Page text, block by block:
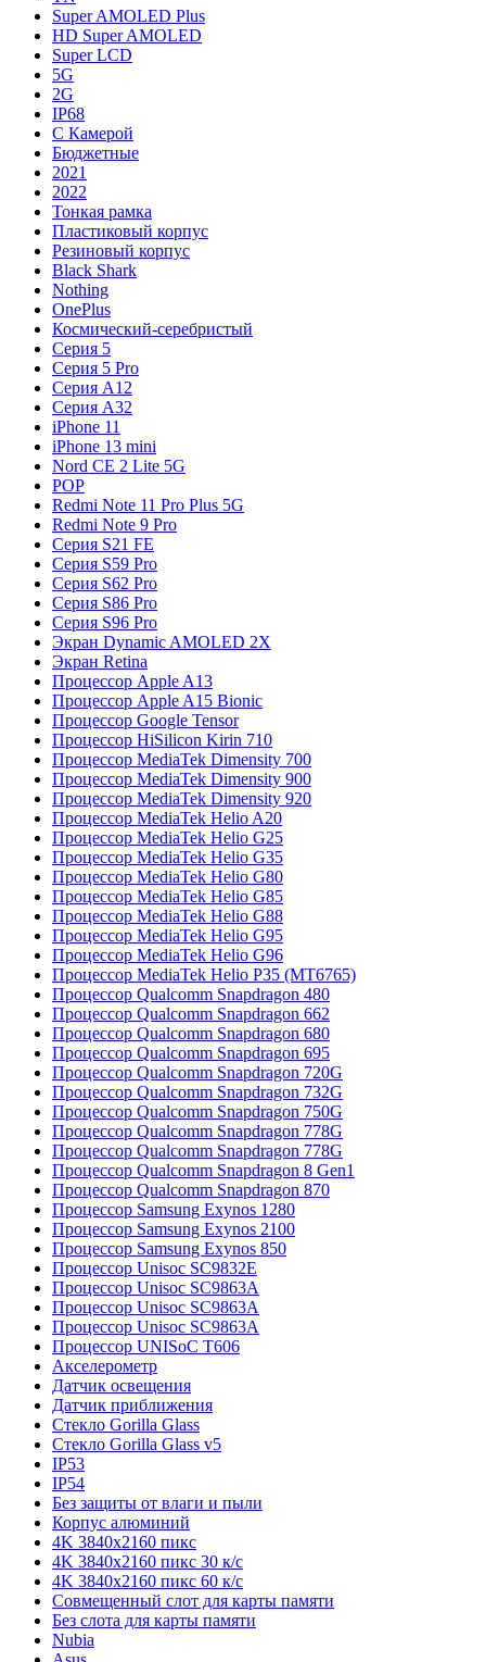
Super AMOLED Plus
HD Super AMOLED
Super LCD
5G
2G
IP68
С Камерой
Бюджетные
2021
2022
Тонкая рамка
Пластиковый корпус
Резиновый корпус
Black Shark
Nothing
OnePlus
Космический-серебристый
Серия 5
Серия 5 Pro
Серия A12
Серия A32
iPhone 11
iPhone 13 mini
Nord CE 2 Lite 5G
POP
Redmi Note 11 Pro Plus 5G
Redmi Note 9 Pro
Серия S21 FE
Серия S59 Pro
Серия S62 Pro
Серия S86 Pro
Серия S96 Pro
Экран Dynamic AMOLED 2X
Экран Retina
Процессор Apple A13
Процессор Apple A15 Bionic
Процессор Google Tensor
Процессор HiSilicon Kirin 710
Процессор MediaTek Dimensity 700
Процессор MediaTek Dimensity 900
Процессор MediaTek Dimensity 920
Процессор MediaTek Helio A20
Процессор MediaTek Helio G25
Процессор MediaTek Helio G35
Процессор MediaTek Helio G80
Процессор MediaTek Helio G85
Процессор MediaTek Helio G88
Процессор MediaTek Helio G95
Процессор MediaTek Helio G96
Процессор MediaTek Helio P35 (MT6765)
Процессор Qualcomm Snapdragon 480
Процессор Qualcomm Snapdragon 662
Процессор Qualcomm Snapdragon 680
Процессор Qualcomm Snapdragon 695
Процессор Qualcomm Snapdragon 720G
Процессор Qualcomm Snapdragon 732G
Процессор Qualcomm Snapdragon 750G
Процессор Qualcomm Snapdragon 778G
Процессор Qualcomm Snapdragon 778G
Процессор Qualcomm Snapdragon 8 Gen1
Процессор Qualcomm Snapdragon 870
Процессор Samsung Exynos 1280
Процессор Samsung Exynos 2100
Процессор Samsung Exynos 850
Процессор Unisoc SC9832E
Процессор Unisoc SC9863A
Процессор Unisoc SC9863A
Процессор Unisoc SC9863A
Процессор UNISoC T606
Акселерометр
Датчик освещения
Датчик приближения
Стекло Gorilla Glass
Стекло Gorilla Glass v5
IP53
IP54
Без защиты от влаги и пыли
Корпус алюминий
4K 3840x2160 пикс
4K 3840x2160 пикс 30 к/с
4K 3840x2160 пикс 60 к/с
Совмещенный слот для карты памяти
Без слота для карты памяти
Nubia